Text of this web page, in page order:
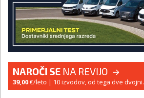
NAROČI SE NA REVIJO
39,00€/leto | 10 izvodov, od tega dve dvojni.